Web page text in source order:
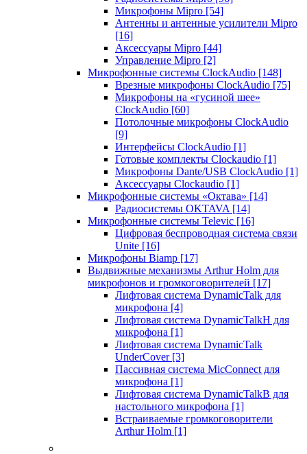
Микрофоны Mipro [54]
Антенны и антенные усилители Mipro
[16]
Аксессуары Mipro [44]
Управление Mipro [2]
Микрофонные системы ClockAudio [148]
Врезные микрофоны ClockAudio [75]
Микрофоны на «гусиной шее»
ClockAudio [60]
Потолочные микрофоны ClockAudio
[9]
Интерфейсы ClockAudio [1]
Готовые комплекты Clockaudio [1]
Микрофоны Dante/USB ClockAudio [1]
Аксессуары Clockaudio [1]
Микрофонные системы «Октава» [14]
Радиосистемы OKTAVA [14]
Микрофонные системы Televic [16]
Цифровая беспроводная система связи
Unite [16]
Микрофоны Biamp [17]
Выдвижные механизмы Arthur Holm для
микрофонов и громкоговорителей [17]
Лифтовая система DynamicTalk для
микрофона [4]
Лифтовая система DynamicTalkH для
микрофона [1]
Лифтовая система DynamicTalk
UnderCover [3]
Пассивная система MicConnect для
микрофона [1]
Лифтовая система DynamicTalkB для
настольного микрофона [1]
Встраиваемые громкоговорители
Arthur Holm [1]